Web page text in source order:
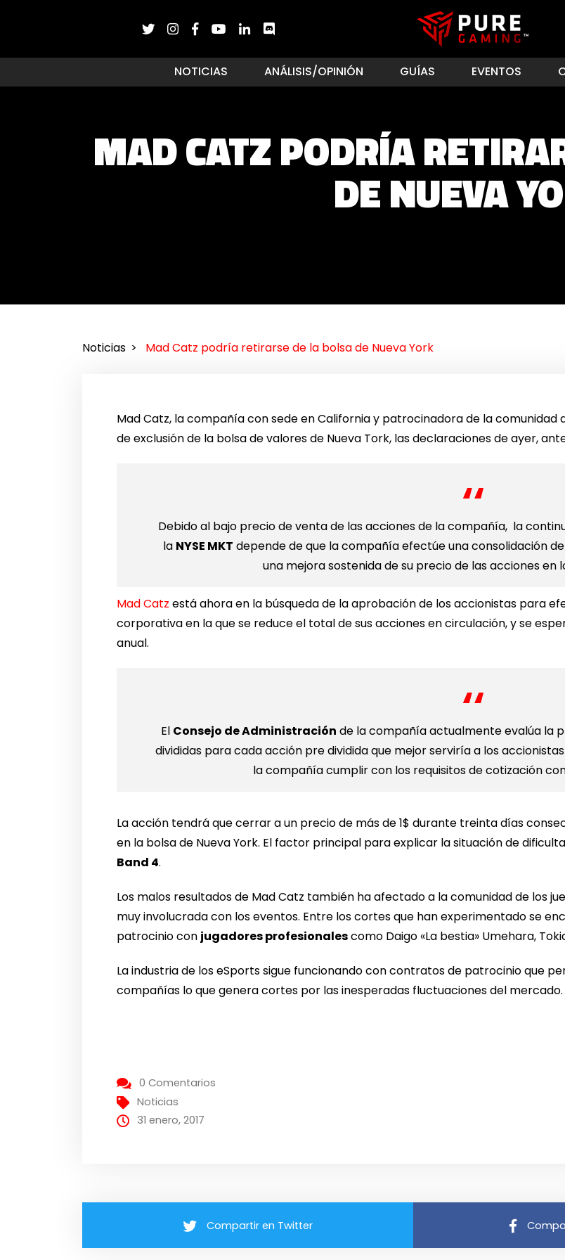
NOTICIAS ANÁLISIS/OPINIÓN GUÍAS EVENTOS
MAD CATZ PODRÍA
DE NUEVA
Noticias Mad Catz podría retirarse de la bolsa de Nueva York
Mad Catz, la compañía con sede en California y patrocinadora de la comunidad
de exclusión de la bolsa de valores de Nueva Tork, las declaraciones de ayer,
Debido al bajo precio de venta de las acciones de la compañía, la
la NYSE MKT depende de que la compañía efectúe una consolidación
una mejora sostenida de su precio de las acciones en
Mad Catz está ahora en la búsqueda de la aprobación de los accionistas para
corporativa en la que se reduce el total de sus acciones en circulación, y se
anual.
El Consejo de Administración de la compañía actualmente evalúa la
divididas para cada acción pre dividida que mejor serviría a los
la compañía cumplir con los requisitos de cotización
La acción tendrá que cerrar a un precio de más de 1$ durante treinta días
en la bolsa de Nueva York. El factor principal para explicar la situación de
Band 4.
Los malos resultados de Mad Catz también ha afectado a la comunidad de los
muy involucrada con los eventos. Entre los cortes que han experimentado se
patrocinio con jugadores profesionalescomo Daigo «La bestia» Umehara,
La industria de los eSports sigue funcionando con contratos de patrocinio que
compañías lo que genera cortes por las inesperadas fluctuaciones del mercado.
0 Comentarios
Noticias
31 enero, 2017
Compartir en Twitter